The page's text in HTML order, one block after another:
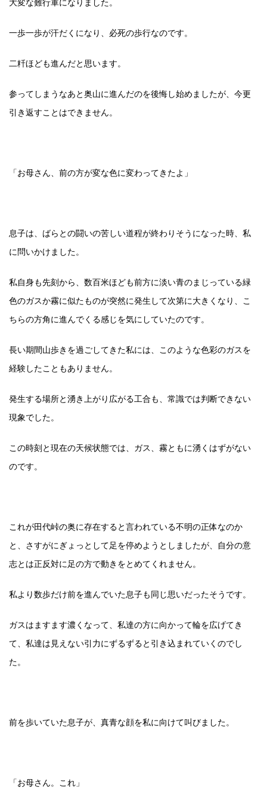
大変な難行軍になりました。
一歩一歩が汗だくになり、必死の歩行なのです。
二粁ほども進んだと思います。
参ってしまうなあと奥山に進んだのを後悔し始めましたが、今更
引き返すことはできません。
「お母さん、前の方が変な色に変わってきたよ」
息子は、ばらとの闘いの苦しい道程が終わりそうになった時、私
に問いかけました。
私自身も先刻から、数百米ほども前方に淡い青のまじっている緑
色のガスか霧に似たものが突然に発生して次第に大きくなり、こ
ちらの方角に進んでくる感じを気にしていたのです。
長い期間山歩きを過ごしてきた私には、このような色彩のガスを
経験したこともありません。
発生する場所と湧き上がり広がる工合も、常識では判断できない
現象でした。
この時刻と現在の天候状態では、ガス、霧ともに湧くはずがない
のです。
これが田代峠の奥に存在すると言われている不明の正体なのか
と、さすがにぎょっとして足を停めようとしましたが、自分の意
志とは正反対に足の方で動きをとめてくれません。
私より数歩だけ前を進んでいた息子も同じ思いだったそうです。
ガスはますます濃くなって、私達の方に向かって輪を広げてき
て、私達は見えない引力にずるずると引き込まれていくのでし
た。
前を歩いていた息子が、真青な顔を私に向けて叫びました。
「お母さん。これ」